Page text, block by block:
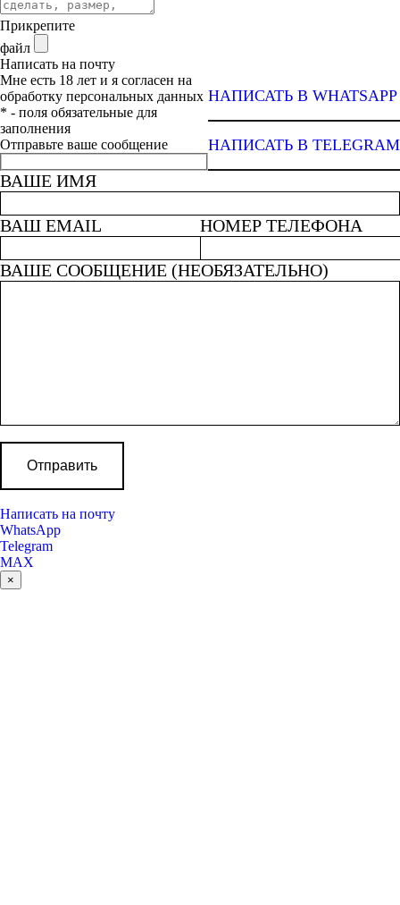
Прикрепите
файл
Написать на почту
НАПИСАТЬ В WHATSAPP
НАПИСАТЬ В TELEGRAM
Мне есть 18 лет и я согласен на
обработку персональных данных
* - поля обязательные для
заполнения
Отправьте ваше сообщение
ВАШЕ ИМЯ
ВАШ EMAIL НОМЕР ТЕЛЕФОНА
ВАШЕ СООБЩЕНИЕ (НЕОБЯЗАТЕЛЬНО)
Написать на почту
WhatsApp
Telegram
MAX
×